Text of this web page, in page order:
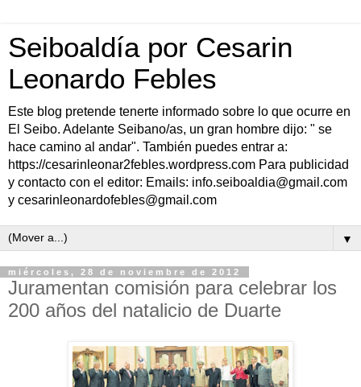
Seiboaldía por Cesarin
Leonardo Febles
Este blog pretende tenerte informado sobre lo que ocurre en
El Seibo. Adelante Seibano/as, un gran hombre dijo: " se
hace camino al andar". También puedes entrar a:
https://cesarinleonar2febles.wordpress.com Para publicidad
y contacto con el editor: Emails: info.seiboaldia@gmail.com
y cesarinleonardofebles@gmail.com
▼
miércoles, 28 de noviembre de 2012
Juramentan comisión para celebrar los
200 años del natalicio de Duarte